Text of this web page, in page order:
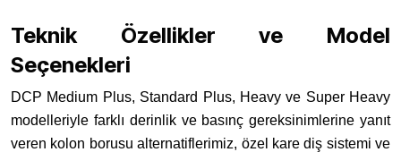
Teknik Özellikler ve Model
Seçenekleri
DCP Medium Plus, Standard Plus, Heavy ve Super Heavy
modelleriyle farklı derinlik ve basınç gereksinimlerine yanıt
veren kolon borusu alternatiflerimiz, özel kare diş sistemi ve